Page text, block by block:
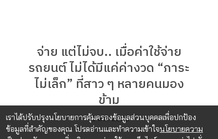
จ่าย แต่ไม่จบ.. เมื่อค่าใช้จ่าย
รถยนต์ ไม่ได้มีแค่ค่างวด “ภาระ
ไม่เล็ก” ที่สาว ๆ หลายคนมอง
ข้าม
13 ส.ค. 2025
เราได้ปรับปรุงนโยบายการคุ้มครองข้อมูลส่วนบุคคลเพื่อปกป้อง
ข้อมูลที่สำคัญของคุณ โปรดอ่านและทำความเข้าใจนโยบายความ